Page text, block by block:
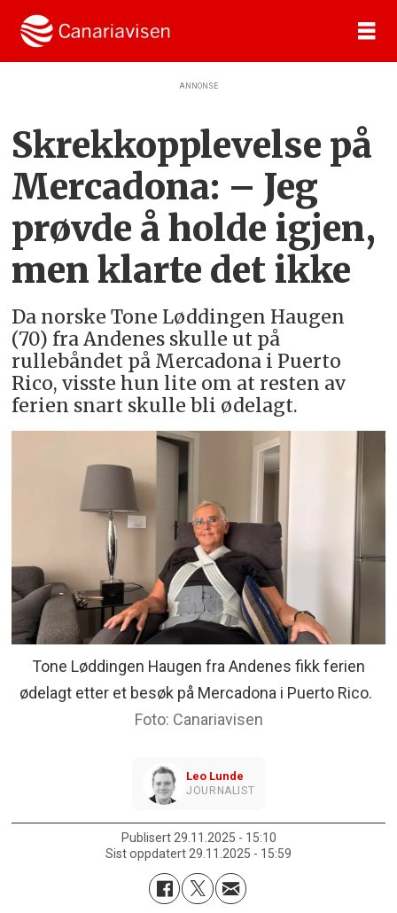
ANNONSE
Skrekkopplevelse på
Mercadona: – Jeg
prøvde å holde igjen,
men klarte det ikke
Da norske Tone Løddingen Haugen
(70) fra Andenes skulle ut på
rullebåndet på Mercadona i Puerto
Rico, visste hun lite om at resten av
ferien snart skulle bli ødelagt.
Tone Løddingen Haugen fra Andenes fikk ferien
ødelagt etter et besøk på Mercadona i Puerto Rico.
Canariavisen
Leo Lunde
JOURNALIST
Publisert
29.11.2025 - 15:10
Sist oppdatert
29.11.2025 - 15:59